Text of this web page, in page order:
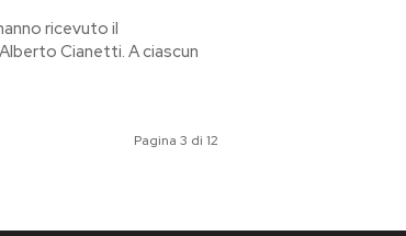
ricevuto il
Cianetti. A ciascun
Pagina 3 di 12